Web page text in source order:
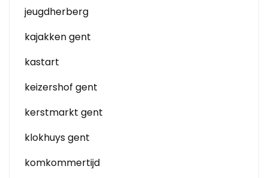
jeugdherberg
kajakken gent
kastart
keizershof gent
kerstmarkt gent
klokhuys gent
komkommertijd